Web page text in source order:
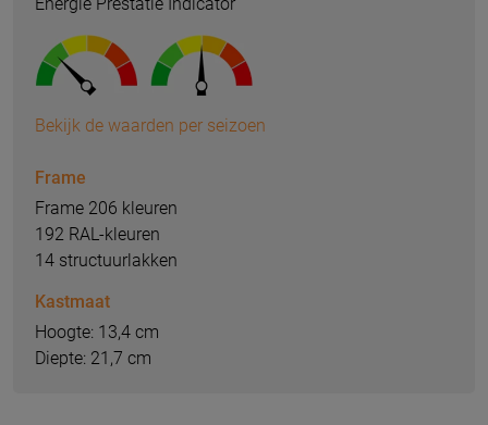
Bekijk de waarden per seizoen
Frame
Frame 206 kleuren
192 RAL-kleuren
14 structuurlakken
Kastmaat
Hoogte: 13,4 cm
Diepte: 21,7 cm